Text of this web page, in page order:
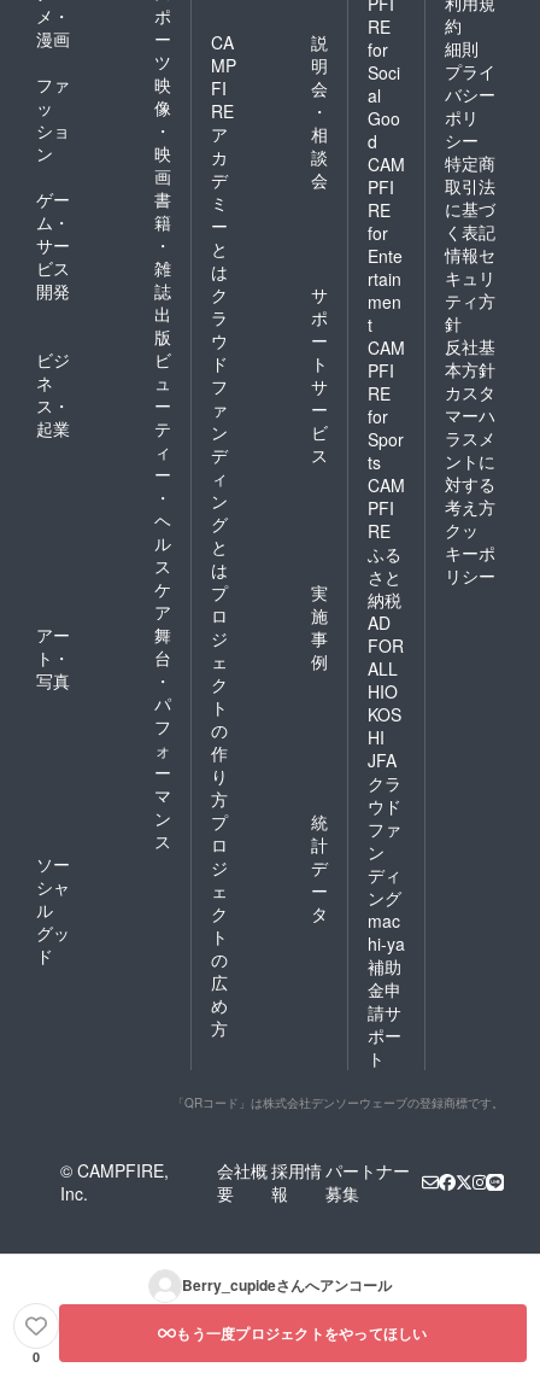
メ・
漫画
ポ
ー
ツ
ファ
ッ
ショ
ン
映
像
・
映
画
ゲー
ム・
サー
ビス
開発
書
籍
・
雑
誌
出
版
ビジ
ネ
ス・
起業
ビ
ュ
ー
テ
ィ
ー
・
ヘ
ル
ス
ケ
ア
アー
ト・
写真
舞
台
・
パ
フ
ォ
ー
マ
ン
ス
ソー
シャ
ル
グッ
ド
CA
MP
FI
RE
ア
カ
デ
ミ
ー
と
は
説
明
会
・
相
談
会
ク
ラ
ウ
ド
フ
ァ
ン
デ
ィ
ン
グ
と
は
サ
ポ
ー
ト
サ
ー
ビ
ス
プ
ロ
ジ
ェ
ク
ト
の
作
り
方
実
施
事
例
プ
ロ
ジ
ェ
ク
ト
の
広
め
方
統
計
デ
ー
タ
RE
for
Soci
al
Goo
d
CAM
PFI
RE
for
Ente
rtain
men
t
CAM
PFI
RE
for
Spor
ts
CAM
PFI
RE
ふる
さと
納税
AD
FOR
ALL
HIO
KOS
HI
JFA
クラ
ウド
ファ
ン
ディ
ング
mac
hi-ya
補助
金申
請サ
ポー
ト
約
細則
プライ
バシー
ポリ
シー
特定商
取引法
に基づ
く表記
情報セ
キュリ
ティ方
針
反社基
本方針
カスタ
マーハ
ラスメ
ントに
対する
考え方
クッ
キーポ
リシー
「QRコード」は株式会社デンソーウェーブの登録商標です。
© CAMPFIRE,
Inc.
会社概
要
採用情
報
パートナー
募集
Berry_cupideさんへアンコール
0
もう一度プロジェクトをやってほしい